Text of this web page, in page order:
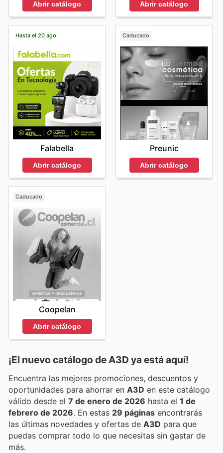
Abrir catálogo Abrir catálogo
Hasta el 20 ago.
Falabella
Abrir catálogo
Caducado
Preunic
Abrir catálogo
Caducado
Coopelan
Abrir catálogo
¡El nuevo catálogo deA3D ya está aquí!
Encuentra las mejores promociones, descuentos y
oportunidades para ahorrar en A3D en este catálogo
válido desde el 7 de enero de 2026 hasta el 1 de
febrero de 2026 . En estas 29 páginas encontrarás
las últimas novedades y ofertas de A3D para que
puedas comprar todo lo que necesitas sin gastar de
más.